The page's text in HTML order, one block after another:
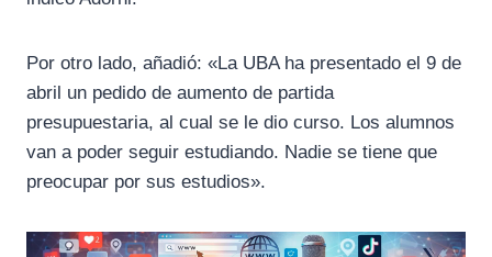
Por otro lado, añadió: «La UBA ha presentado el 9 de
abril un pedido de aumento de partida
presupuestaria, al cual se le dio curso. Los alumnos
van a poder seguir estudiando. Nadie se tiene que
preocupar por sus estudios».